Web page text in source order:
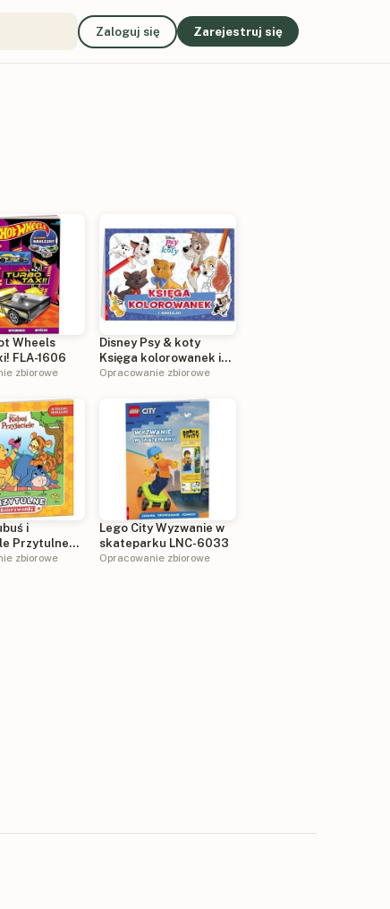
Zaloguj się Zarejestruj się
Wheels
FLA-1606
zbiorowe
Disney Psy & koty
Księga kolorowanek i
naklejki BGE-9102
Opracowanie zbiorowe
i
Przytulne
COZ-9101
zbiorowe
Lego City Wyzwanie w
skateparku LNC-6033
Opracowanie zbiorowe